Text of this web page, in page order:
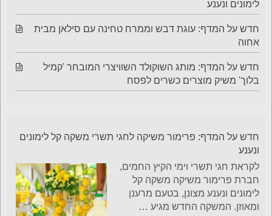
לימונים ונענע
חדש על המדף: עוגת דבש וממרח טחינה עם סילאן מבית
אחוה
חדש על המדף: מותג השוקולד השוויצרי המובחר 'קמיל
בלוך' משיק מוצרים כשרים לפסח
חדש על המדף: פרימור משיקה לחגי תשרי משקה קל לימונים
ונענע
לקראת חגי תשרי וימי הקיץ החמים,
חברת פרימור משיקה משקה קל
לימונים ונענע מצונן, בטעם מרענן
ומאוזן. המשקה החדש מגיע …